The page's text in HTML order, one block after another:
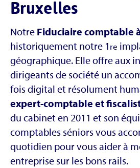
Bruxelles
Notre Fiduciaire comptable
historiquement notre 1re
géographique. Elle offre aux
dirigeants de société un
fois digital et résolument
expert-comptable et
du cabinet en 2011 et son
comptables séniors vous
quotidien pour vous aider à
entreprise sur les bons rails.